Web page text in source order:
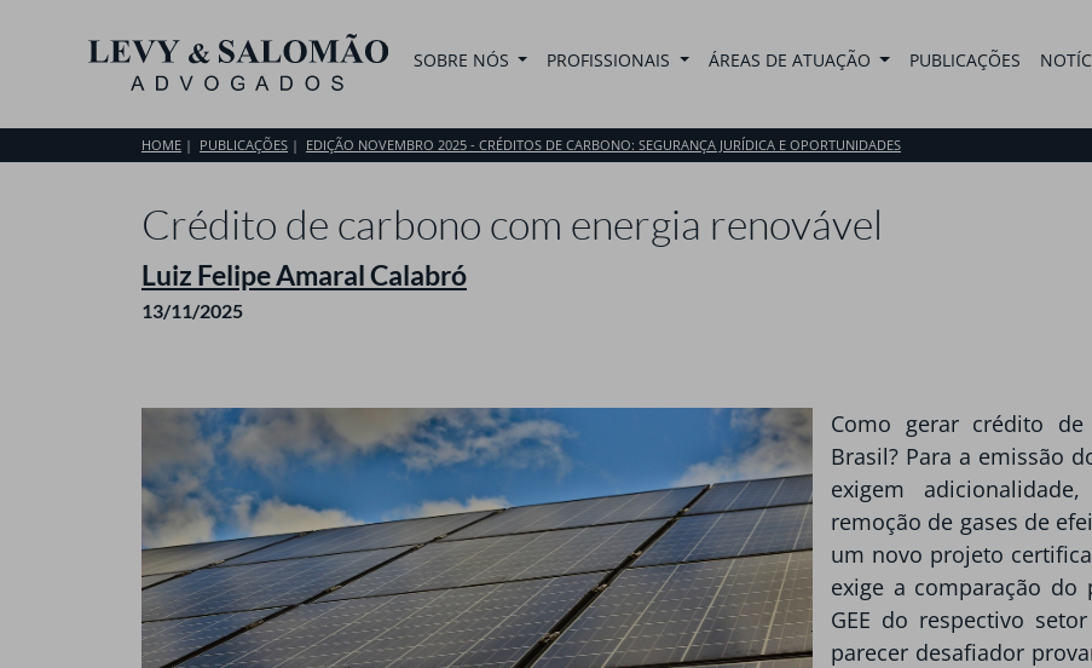
SOBRE NÓS PROFISSIONAIS ÁREAS DE ATUAÇÃO PUBLICAÇÕES
HOME PUBLICAÇÕES EDIÇÃO NOVEMBRO 2025 - CRÉDITOS DE CARBONO: SEGURANÇA JURÍDICA E OPORTUNIDADES
Crédito de carbono com energia renovável
Luiz Felipe Amaral Calabró
13/11/2025
Como gerar crédito
Brasil? Para a emissão
exigem
remoção de gases de
um novo projeto
exige a comparação
GEE do respectivo
parecer desafiador